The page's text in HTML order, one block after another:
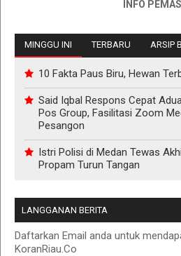
INFO
MINGGU INI TERBARU ARSIP
10 Fakta Paus Biru, Hewan
Said Iqbal Respons Cepat
Pos Group, Fasilitasi Zoom
Pesangon
Istri Polisi di Medan Tewas
Propam Turun Tangan
LANGGANAN BERITA
Daftarkan Email anda untuk
KoranRiau.Co